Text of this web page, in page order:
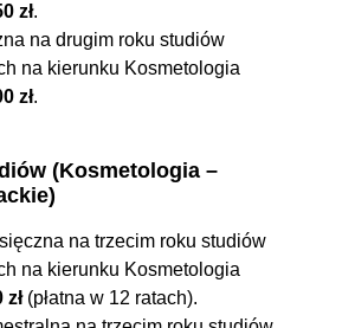
zł.
na drugim roku studiów
na kierunku Kosmetologia
zł.
(Kosmetologia –
na trzecim roku studiów
na kierunku Kosmetologia
zł(płatna w 12 ratach).